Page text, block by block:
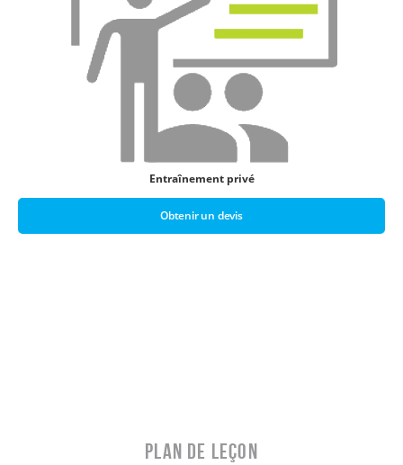
Entraînement privé
Obtenir un devis
PLAN DE LEÇON